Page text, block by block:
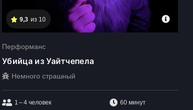
9,3 из 10
Перформанс
Убийца из Уайтчепела
Немного страшный
1 – 4 человек 60 минут